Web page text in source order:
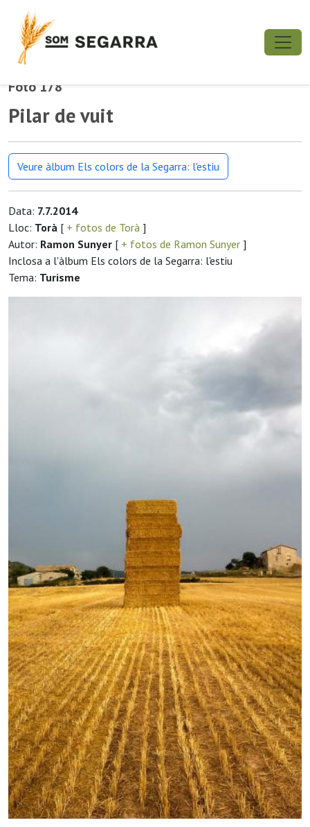
Foto 178
Pilar de vuit
Veure àlbum Els colors de la Segarra: l'estiu
Data: 7.7.2014
Lloc: Torà [ + fotos de Torà ]
Autor: Ramon Sunyer [ + fotos de Ramon Sunyer ]
Inclosa a l'àlbum Els colors de la Segarra: l'estiu
Tema: Turisme